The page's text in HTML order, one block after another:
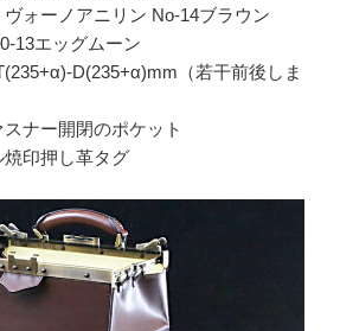
ォーノアニリン No-14ブラウン
13エッグムーン
D(235+α)mm（若干前後しま
ナー開閉のポケット
焼印押し革タグ